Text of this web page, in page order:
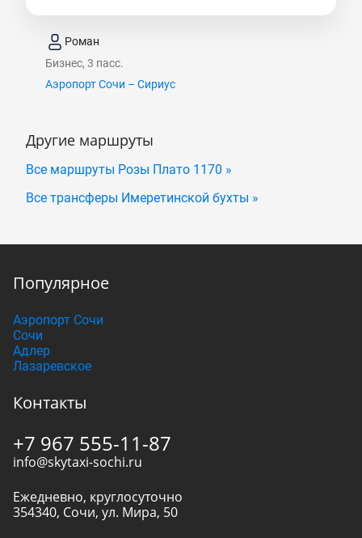
Роман
Бизнес, 3 пасс.
Аэропорт Сочи – Сириус
Другие маршруты
Все маршруты Розы Плато 1170 »
Все трансферы Имеретинской бухты »
Популярное
Аэропорт Сочи
Сочи
Адлер
Лазаревское
Контакты
+7 967 555-11-87
info@skytaxi-sochi.ru
Ежедневно, круглосуточно
354340, Сочи, ул. Мира, 50